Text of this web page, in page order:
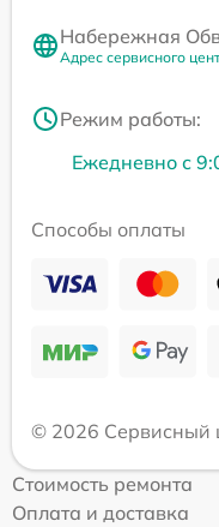
Набережная
Адрес сервисного
Режим работы:
Ежедневно с
Способы оплаты
© 2026 Сервисный
Стоимость ремонта
Оплата и доставка